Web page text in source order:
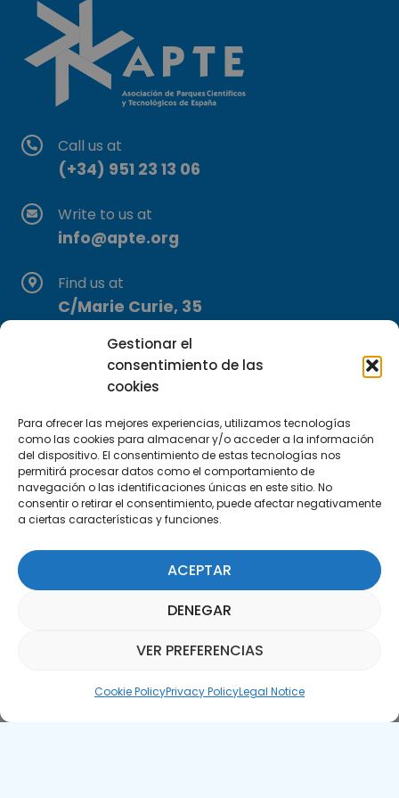
Gestionar el
consentimiento de las
cookies
Para ofrecer las mejores experiencias, utilizamos tecnologías
como las cookies para almacenar y/o acceder a la información
del dispositivo. El consentimiento de estas tecnologías nos
permitirá procesar datos como el comportamiento de
navegación o las identificaciones únicas en este sitio. No
consentir o retirar el consentimiento, puede afectar negativamente
a ciertas características y funciones.
ACEPTAR
DENEGAR
VER PREFERENCIAS
Cookie PolicyPrivacy PolicyLegal Notice
Call us at
(+34) 951 23 13 06
Write to us at
info@apte.org
Find us at
C/Marie Curie, 35
Subscribe to our Newsletter
SUBSCRIBE HERE